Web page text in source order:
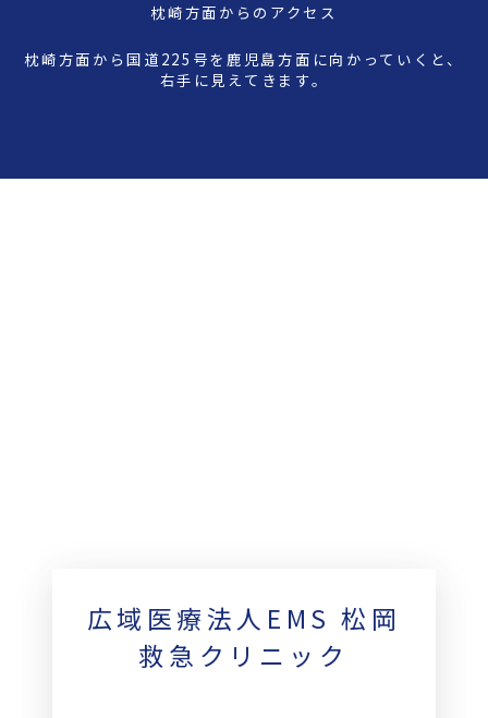
枕崎方面からのアクセス
枕崎方面から国道225号を鹿児島方面に向かっていくと、
右手に見えてきます。
広域医療法人EMS 松岡
救急クリニック